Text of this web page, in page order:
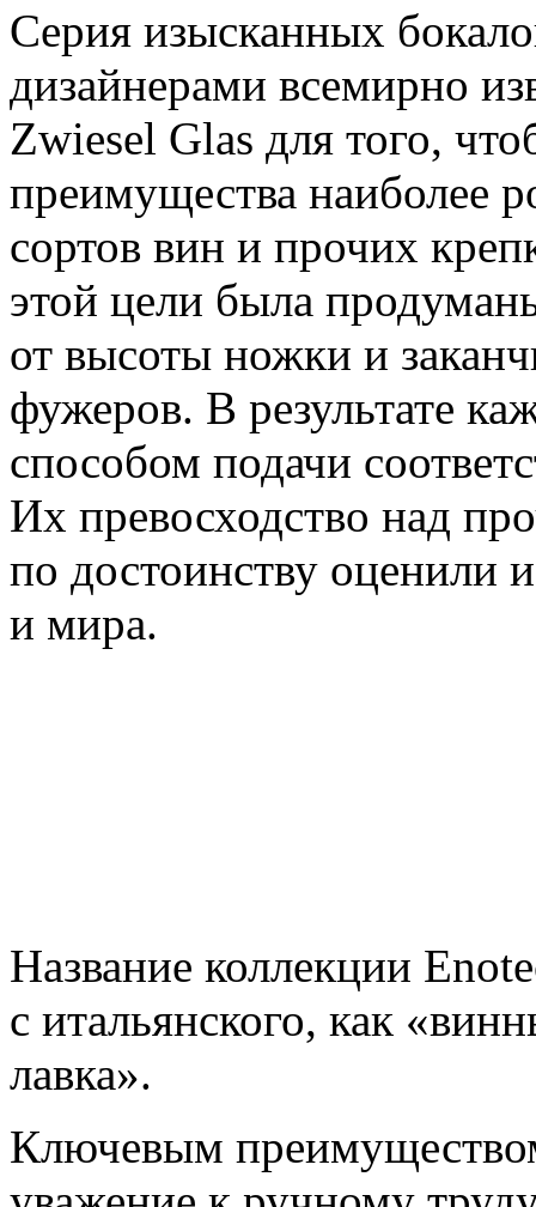
Серия изысканных
дизайнерами всемирно
Zwiesel Glas для того,
преимущества наиболее
сортов вин и прочих
этой цели была
от высоты ножки и
фужеров. В результате
способом подачи
Их превосходство над
по достоинству оценили
и мира.
Название коллекции
с итальянского, как
лавка».
Ключевым